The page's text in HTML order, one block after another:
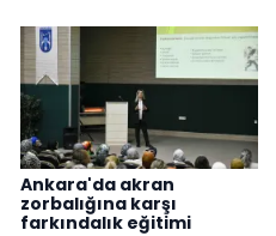
Ankara'da akran
zorbalığına karşı
farkındalık eğitimi